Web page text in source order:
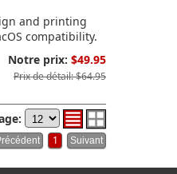
and printing
compatibility.
Notre prix: $49.95
Prix de détail: $64.95
1